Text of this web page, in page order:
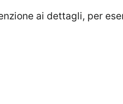
ai dettagli, per